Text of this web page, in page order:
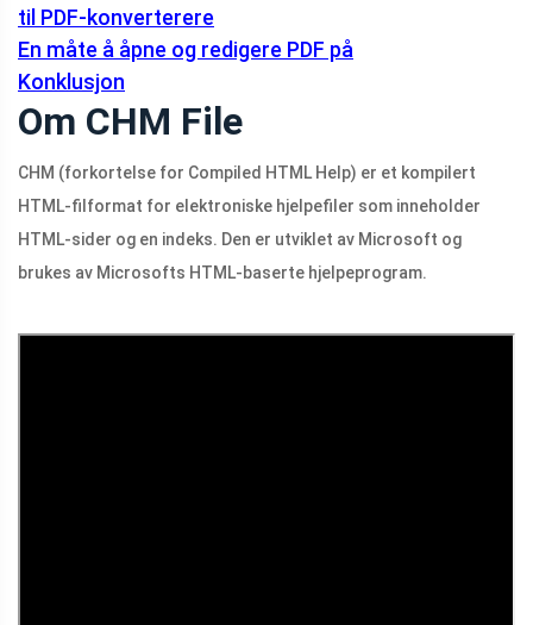
til PDF-konverterere
En måte å åpne og redigere PDF på
Konklusjon
Om CHM File
CHM (forkortelse for Compiled HTML Help) er et kompilert
HTML-filformat for elektroniske hjelpefiler som inneholder
HTML-sider og en indeks. Den er utviklet av Microsoft og
brukes av Microsofts HTML-baserte hjelpeprogram.